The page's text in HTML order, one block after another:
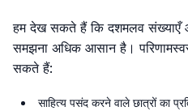
हम देख सकते हैं कि दशमलव संख्याएँ
समझना अधिक आसान है।
सकते हैं:
साहित्य पसंद करने वाले छात्रों का